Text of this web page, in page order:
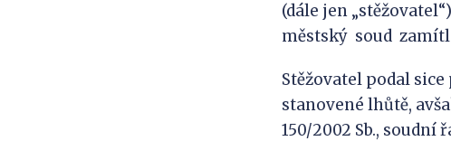
(dále jen
městský soud
Stěžovatel podal
stanovené lhůtě,
150/2002 Sb., soudní